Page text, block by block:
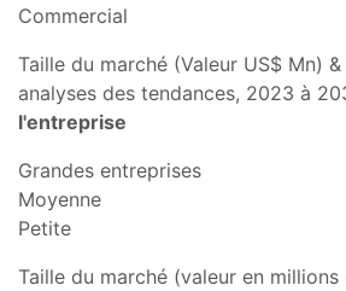
Commercial
Taille du marché (Valeur US$ Mn)
analyses des tendances, 2023 à
l'entreprise
Grandes entreprises
Moyenne
Petite
Taille du marché (valeur en